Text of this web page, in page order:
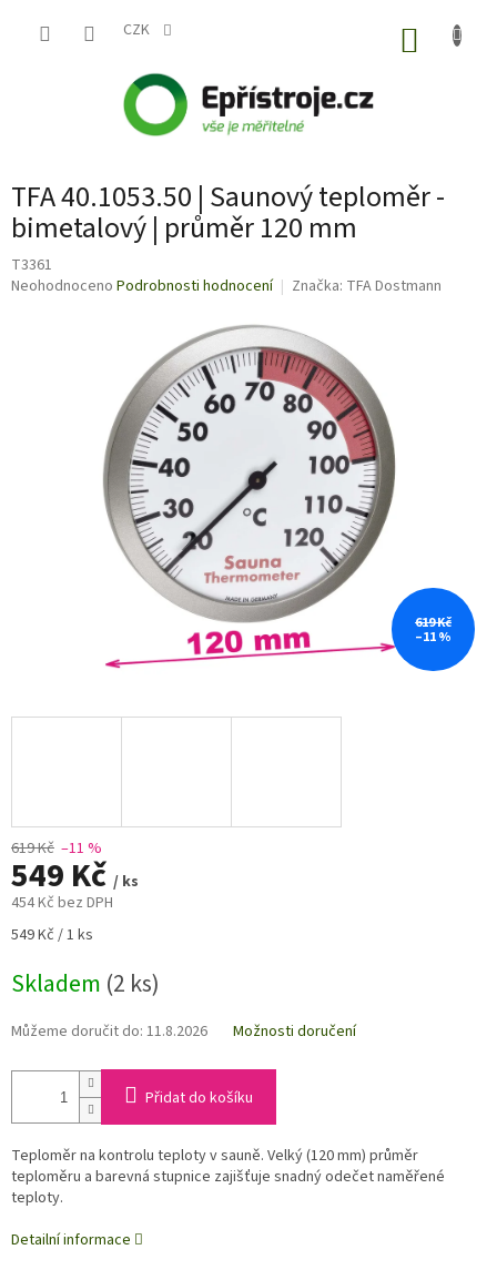
CZK
TFA 40.1053.50 | Saunový teploměr -
bimetalový | průměr 120 mm
T3361
Průměrné
Neohodnoceno Podrobnosti hodnocení Značka: TFA Dostmann
619 Kč
–11 %
619 Kč –11 %
549 Kč / ks
454 Kč bez DPH
Měrná
549 Kč / 1 ks
Skladem (2 ks)
Můžeme doručit do: 11.8.2026 Možnosti doručení
Přidat do košíku
Teploměr na kontrolu teploty v sauně. Velký (120 mm) průměr
teploměru a barevná stupnice zajišťuje snadný odečet naměřené
teploty.
Detailní informace